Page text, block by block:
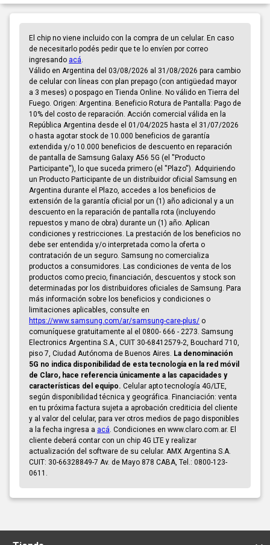
El chip no viene incluido con la compra de un celular. En caso
de necesitarlo podés pedir que te lo envíen por correo
ingresando acá
Válido en Argentina del 03/08/2026 al 31/08/2026 para cambio
de celular con líneas con plan prepago (con antigüedad mayor
a 3 meses) o pospago en Tienda Online. No válido en Tierra del
Fuego. Origen: Argentina. Beneficio Rotura de Pantalla: Pago de
10% del costo de reparación. Acción comercial válida en la
República Argentina desde el 01/04/2025 hasta el 31/07/2026
o hasta agotar stock de 10.000 beneficios de garantía
extendida y/o 10.000 beneficios de descuento en reparación
de pantalla de Samsung Galaxy A56 5G (el ''Producto
Participante''), lo que suceda primero (el ''Plazo''). Adquiriendo
un Producto Participante de un distribuidor oficial Samsung en
Argentina durante el Plazo, accedes a los beneficios de
extensión de la garantía oficial por un (1) año adicional y a un
descuento en la reparación de pantalla rota (incluyendo
repuestos y mano de obra) durante un (1) año. Aplican
condiciones y restricciones. La prestación de los beneficios no
debe ser entendida y/o interpretada como la oferta o
contratación de un seguro. Samsung no comercializa
productos a consumidores. Las condiciones de venta de los
productos como precio, financiación, descuentos y stock son
determinadas por los distribuidores oficiales de Samsung. Para
más información sobre los beneficios y condiciones o
limitaciones aplicables, consulte en
https://www.samsung.com/ar/samsung-care-plus/ o
comuníquese gratuitamente al el 0800- 666 - 2273. Samsung
Electronics Argentina S.A., CUIT 30-68412579-2, Bouchard 710,
piso 7, Ciudad Autónoma de Buenos Aires. La denominación
5G no indica disponibilidad de esta tecnología en la red móvil
de Claro, hace referencia únicamente a las capacidades y
características del equipo. Celular apto tecnología 4G/LTE,
según disponibilidad técnica y geográfica. Financiación: venta
en tu próxima factura sujeta a aprobación crediticia del cliente
y al valor del celular, para ver otros medios de pago disponibles
a la fecha ingresa a acá . Condiciones en www.claro.com.ar. El
cliente deberá contar con un chip 4G LTE y realizar
actualización del software de su celular. AMX Argentina S.A.
CUIT: 30-66328849-7 Av. de Mayo 878 CABA, Tel.: 0800-123-
0611.